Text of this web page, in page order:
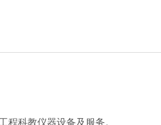
科教仪器设备及服务。